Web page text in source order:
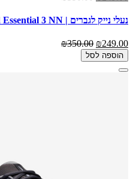
נעלי נייק לגברים | Nike Legend Essential 3 NN
₪249.00
₪350.00
הוספה לסל